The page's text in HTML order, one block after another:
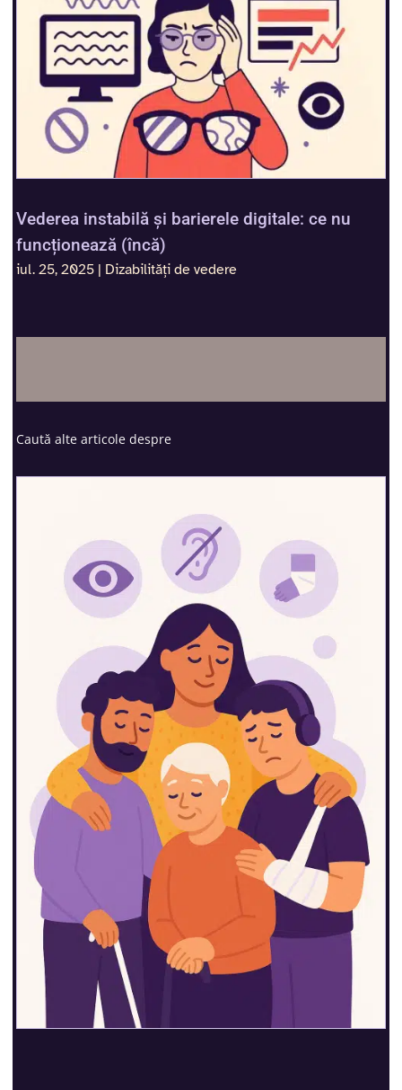
Vederea instabilă și barierele digitale: ce nu
funcționează (încă)
iul. 25, 2025 | Dizabilități de vedere
Caută alte articole despre